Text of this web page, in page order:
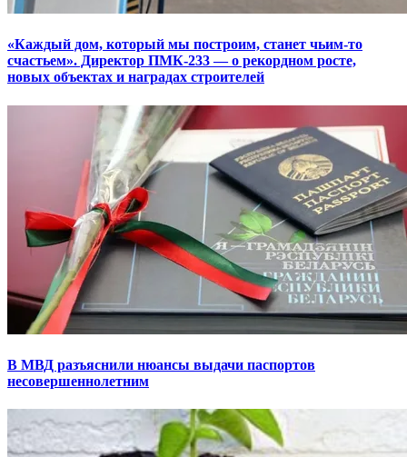
«Каждый дом, который мы построим, станет чьим-то
счастьем». Директор ПМК-233 — о рекордном росте,
новых объектах и наградах строителей
В МВД разъяснили нюансы выдачи паспортов
несовершеннолетним